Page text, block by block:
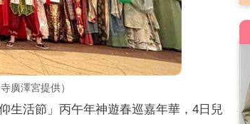
廣澤宮提供）
生活節」丙午年神遊春巡嘉年華，4日兒